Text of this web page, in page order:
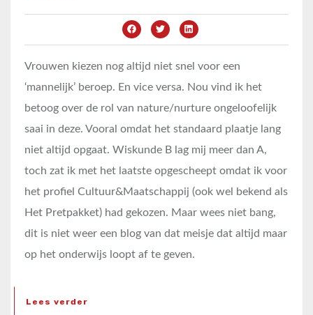
Vrouwen kiezen nog altijd niet snel voor een
‘mannelijk’ beroep. En vice versa. Nou vind ik het
betoog over de rol van nature/nurture ongeloofelijk
saai in deze. Vooral omdat het standaard plaatje lang
niet altijd opgaat. Wiskunde B lag mij meer dan A,
toch zat ik met het laatste opgescheept omdat ik voor
het profiel Cultuur&Maatschappij (ook wel bekend als
Het Pretpakket) had gekozen. Maar wees niet bang,
dit is niet weer een blog van dat meisje dat altijd maar
op het onderwijs loopt af te geven.
Lees verder